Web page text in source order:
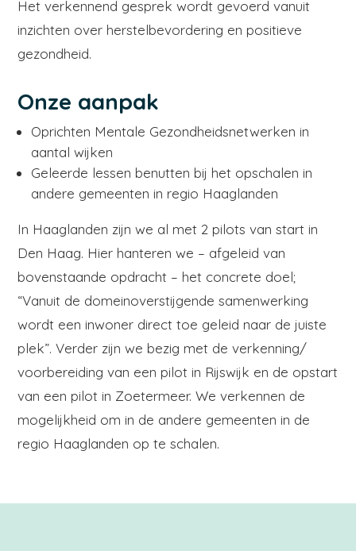
Het verkennend gesprek wordt gevoerd vanuit
inzichten over herstelbevordering en positieve
gezondheid.
Onze aanpak
Oprichten Mentale Gezondheidsnetwerken in
aantal wijken
Geleerde lessen benutten bij het opschalen in
andere gemeenten in regio Haaglanden
In Haaglanden zijn we al met 2 pilots van start in
Den Haag. Hier hanteren we – afgeleid van
bovenstaande opdracht – het concrete doel;
“Vanuit de domeinoverstijgende samenwerking
wordt een inwoner direct toe geleid naar de juiste
plek”. Verder zijn we bezig met de verkenning/
voorbereiding van een pilot in Rijswijk en de opstart
van een pilot in Zoetermeer. We verkennen de
mogelijkheid om in de andere gemeenten in de
regio Haaglanden op te schalen.